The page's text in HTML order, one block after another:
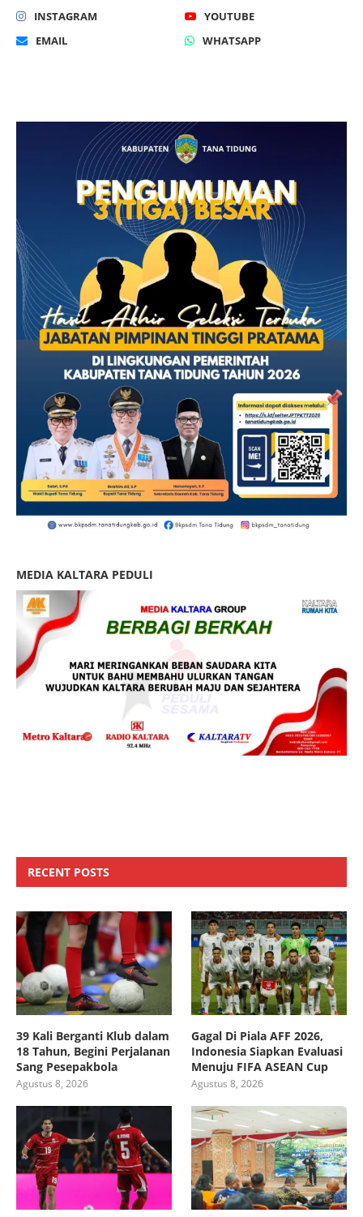
INSTAGRAM
YOUTUBE
EMAIL
WHATSAPP
MEDIA KALTARA PEDULI
RECENT POSTS
39 Kali Berganti Klub dalam
18 Tahun, Begini Perjalanan
Sang Pesepakbola
Agustus 8, 2026
Gagal Di Piala AFF 2026,
Indonesia Siapkan Evaluasi
Menuju FIFA ASEAN Cup
Agustus 8, 2026